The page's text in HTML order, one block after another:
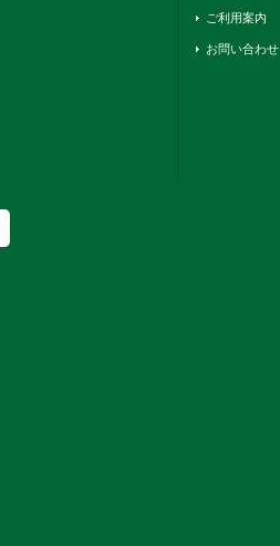
ご利用案内
お問い合わせ